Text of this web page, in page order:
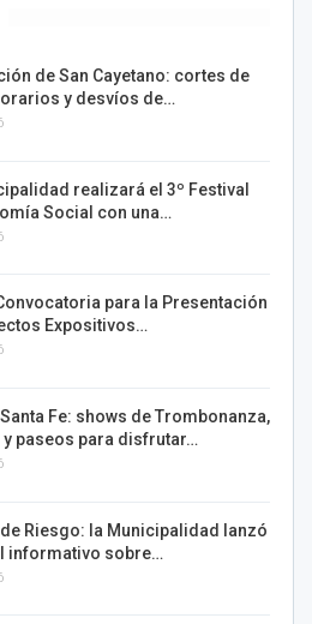
de San Cayetano: cortes de
y desvíos de…
realizará el 3º Festival
Social con una…
para la Presentación
Expositivos…
Fe: shows de Trombonanza,
paseos para disfrutar…
Riesgo: la Municipalidad lanzó
informativo sobre…